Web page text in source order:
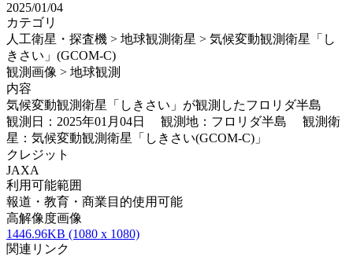
2025/01/04
カテゴリ
人工衛星・探査機 > 地球観測衛星 > 気候変動観測衛星「し
きさい」(GCOM-C)
観測画像 > 地球観測
内容
気候変動観測衛星「しきさい」が観測したフロリダ半島
観測日：2025年01月04日 観測地：フロリダ半島 観測衛
星：気候変動観測衛星「しきさい(GCOM-C)」
クレジット
JAXA
利用可能範囲
報道・教育・商業目的使用可能
高解像度画像
1446.96KB (1080 x 1080)
関連リンク